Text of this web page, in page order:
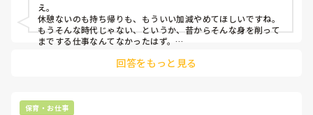
え。
休憩ないのも持ち帰りも、もういい加減やめてほしいですね。
もうそんな時代じゃない、というか、昔からそんな身を削って
までする仕事なんてなかったはず。
今の時代、昔のツケが回ってきている、って考えたら、世の中
はず、なんだよな〜って。
回答をもっと見る
保育・お仕事